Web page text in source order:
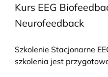
Kurs EEG
Neurofeedback
Szkolenie Stacjonarne
szkolenia jest